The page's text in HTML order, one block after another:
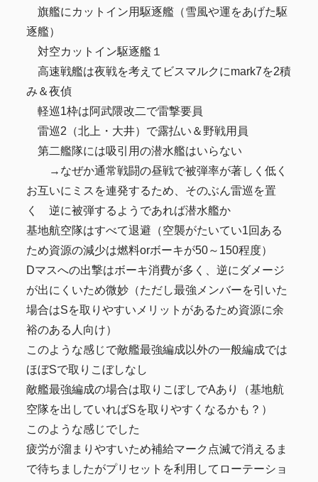
旗艦にカットイン用駆逐艦（雪風や運をあげた駆
逐艦）
対空カットイン駆逐艦１
高速戦艦は夜戦を考えてビスマルクにmark7を2積
み＆夜偵
軽巡1枠は阿武隈改二で雷撃要員
雷巡2（北上・大井）で露払い＆野戦用員
第二艦隊には吸引用の潜水艦はいらない
→なぜか通常戦闘の昼戦で被弾率が著しく低く
お互いにミスを連発するため、そのぶん雷巡を置
く 逆に被弾するようであれば潜水艦か
基地航空隊はすべて退避（空襲がたいてい1回ある
ため資源の減少は燃料orボーキが50～150程度）
Dマスへの出撃はボーキ消費が多く、逆にダメージ
が出にくいため微妙（ただし最強メンバーを引いた
場合はSを取りやすいメリットがあるため資源に余
裕のある人向け）
このような感じで敵艦最強編成以外の一般編成では
ほぼSで取りこぼしなし
敵艦最強編成の場合は取りこぼしでAあり（基地航
空隊を出していればSを取りやすくなるかも？）
このような感じでした
疲労が溜まりやすいため補給マーク点滅で消えるま
で待ちましたがプリセットを利用してローテーショ